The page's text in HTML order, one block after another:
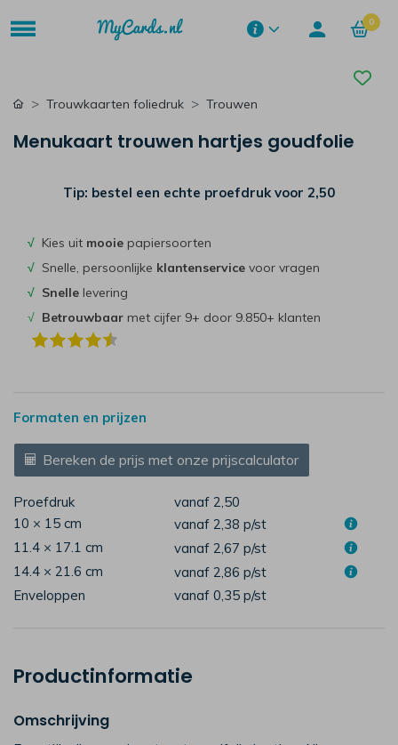
0
Trouwkaarten foliedruk Trouwen
Menukaart trouwen hartjes goudfolie
Tip: bestel een echte proefdruk voor 2,50
√ Kies uit mooie papiersoorten
√ Snelle, persoonlijke klantenservice voor vragen
√ Snelle levering
√ Betrouwbaar met cijfer 9+ door 9.850+ klanten
Formaten en prijzen
Bereken de prijs met onze prijscalculator
Proefdruk
vanaf 2,50
10 × 15 cm
vanaf 2,38 p/st
11.4 × 17.1 cm
vanaf 2,67 p/st
14.4 × 21.6 cm
vanaf 2,86 p/st
Enveloppen
vanaf 0,35 p/st
Productinformatie
Omschrijving